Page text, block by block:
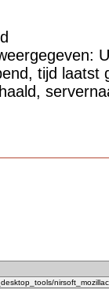
tijd laatst